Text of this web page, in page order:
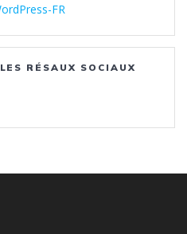
FR
RÉSAUX SOCIAUX